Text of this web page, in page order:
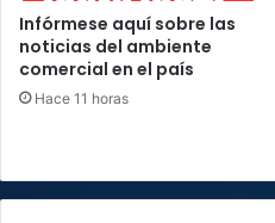
Infórmese aquí sobre las
noticias del ambiente
comercial en el país
Hace 11 horas